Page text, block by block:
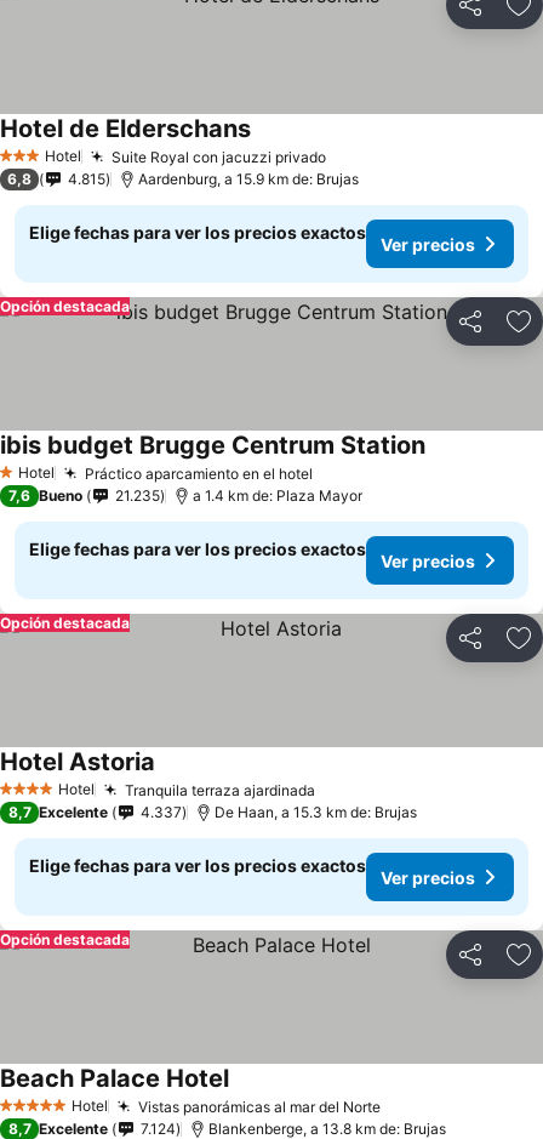
Compartir
3 Estrellas
Hotel Suite Royal con jacuzzi privadoVer precios
Hotel de ElderschansVer precios
6,8 4.815 Aardenburg, a 15.9 km de: Brujas
Elige fechas para ver los precios exactos
Ver precios
Compartir
Opción destacada
1 Estrellas
Hotel Práctico aparcamiento en el hotel
ibis budget Brugge Centrum StationVer precios
7,6 Bueno 21.235 a 1.4 km de: Plaza Mayor
Elige fechas para ver los precios exactos
Ver precios
Compartir
Opción destacada
4 EstrellasHotel Tranquila terraza ajardinada
Hotel Astoria
8,7 Excelente 4.337 De Haan, a 15.3 km de: Brujas
Elige fechas para ver los precios exactos
Ver precios
Compartir
Opción destacada
5 Estrellas Hotel Vistas panorámicas al mar del NorteVer precios
Beach Palace HotelVer precios
8,7 Excelente 7.124 Blankenberge, a 13.8 km de: Brujas